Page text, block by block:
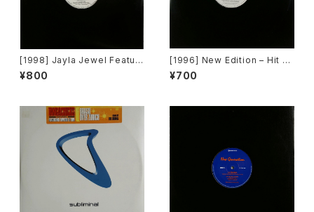
[1998] Jayla Jewel Featuri
ng Grand Puba – I Like Wh
at U Do To Me (Remix) [Str
¥800
[1996] New Edition – Hit M
e Off [MCA Records][PRO
MO]
¥700